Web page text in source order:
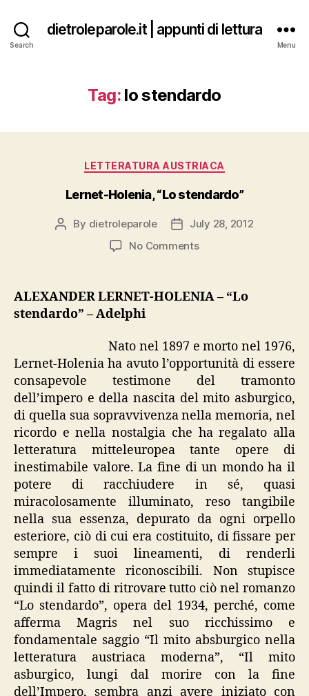
Search
dietroleparole.it | appunti di lettura
Menu
Tag: lo stendardo
Categories
LETTERATURA AUSTRIACA
Lernet-Holenia, “Lo stendardo”
Post
By dietroleparole
PostJuly 28, 2012
No Commentson
“Lo
ALEXANDER LERNET-HOLENIA – “Lo
stendardo” – Adelphi
Nato nel 1897 e morto nel 1976,
Lernet-Holenia ha avuto l’opportunità di essere
consapevole testimone del tramonto
dell’impero e della nascita del mito asburgico,
di quella sua sopravvivenza nella memoria, nel
ricordo e nella nostalgia che ha regalato alla
letteratura mitteleuropea tante opere di
inestimabile valore. La fine di un mondo ha il
potere di racchiudere in sé, quasi
miracolosamente illuminato, reso tangibile
nella sua essenza, depurato da ogni orpello
esteriore, ciò di cui era costituito, di fissare per
sempre i suoi lineamenti, di renderli
immediatamente riconoscibili. Non stupisce
quindi il fatto di ritrovare tutto ciò nel romanzo
“Lo stendardo”, opera del 1934, perché, come
afferma Magris nel suo ricchissimo e
fondamentale saggio “Il mito absburgico nella
letteratura austriaca moderna”, “Il mito
asburgico, lungi dal morire con la fine
dell’Impero, sembra anzi avere iniziato con